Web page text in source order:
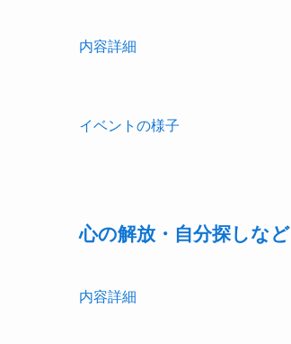
内容詳細
イベントの様子
心の解放・自分探しなど
内容詳細